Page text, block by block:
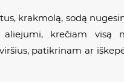
krakmolą, sodą
krečiam visą
patikrinam ar